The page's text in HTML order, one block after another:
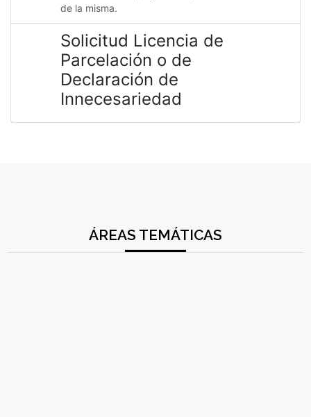
de la misma.
Solicitud Licencia de
Parcelación o de
Declaración de
Innecesariedad
ÁREAS TEMÁTICAS